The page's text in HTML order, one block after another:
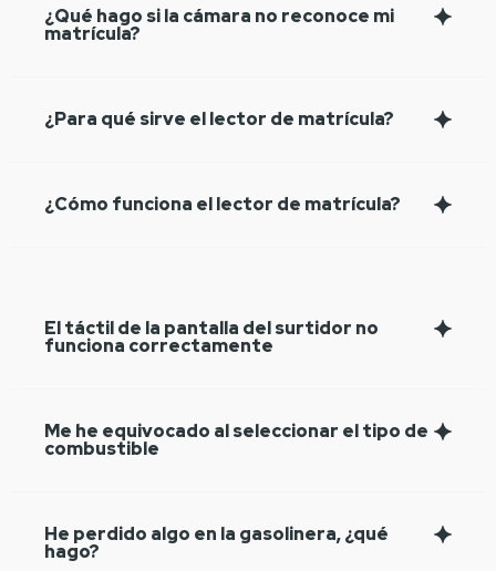
¿Qué hago si la cámara no reconoce mi
matrícula?
¿Para qué sirve el lector de matrícula?
¿Cómo funciona el lector de matrícula?
El táctil de la pantalla del surtidor no
funciona correctamente
Me he equivocado al seleccionar el tipo de
combustible
He perdido algo en la gasolinera, ¿qué
hago?